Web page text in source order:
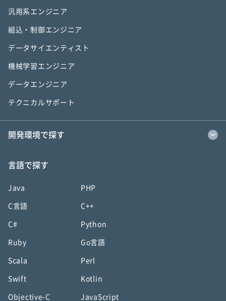
汎用系エンジニア
組込・制御エンジニア
データサイエンティスト
機械学習エンジニア
データエンジニア
テクニカルサポート
開発環境で探す
言語で探す
Java PHP
C言語 C++
C# Python
Ruby Go言語
Scala Perl
Swift Kotlin
Objective-C JavaScript